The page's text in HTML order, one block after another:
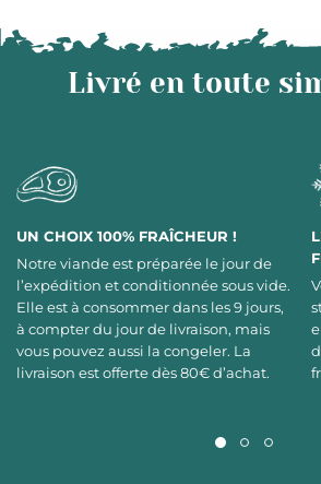
Livré en toute
UN CHOIX 100% FRAÎCHEUR !
Notre viande est préparée le jour de
l’expédition et conditionnée sous vide.
Elle est à consommer dans les 9 jours,
à compter du jour de livraison, mais
vous pouvez aussi la congeler. La
livraison est offerte dès 80€ d’achat.